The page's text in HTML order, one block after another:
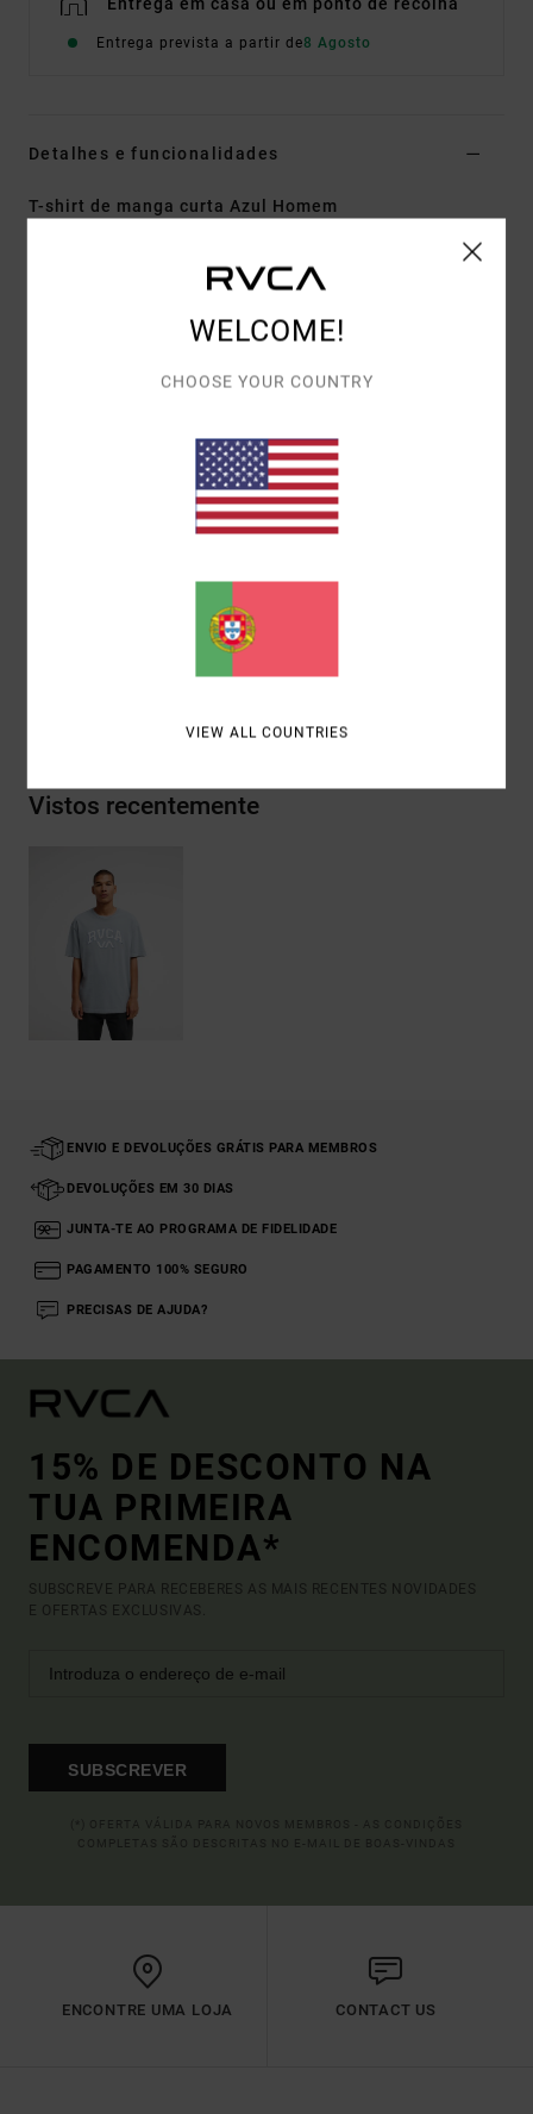
Entrega em casa ou em ponto de recolha
Entrega prevista a partir de8 Agosto
Detalhes e funcionalidades
T-shirt de manga curta Azul Homem
pigmento [220 g/m2]
gola redonda em malha canelada fina
fendas laterais na bainha inferior com
gráfico com logótipo aplicado centrado na
[Tecido principal] 100% algodão orgânico
Vistos recentemente
ENVIO E DEVOLUÇÕES GRÁTIS PARA MEMBROS
DEVOLUÇÕES EM 30 DIAS
JUNTA-TE AO PROGRAMA DE FIDELIDADE
PAGAMENTO 100% SEGURO
PRECISAS DE AJUDA?
15% DE DESCONTO NA
TUA PRIMEIRA
ENCOMENDA*
SUBSCREVE PARA RECEBERES AS MAIS RECENTES NOVIDADES
E OFERTAS EXCLUSIVAS.
SUBSCREVER
ENCONTRE UMA LOJA CONTACT US
WELCOME!
CHOOSE YOUR COUNTRY
VIEW ALL COUNTRIES